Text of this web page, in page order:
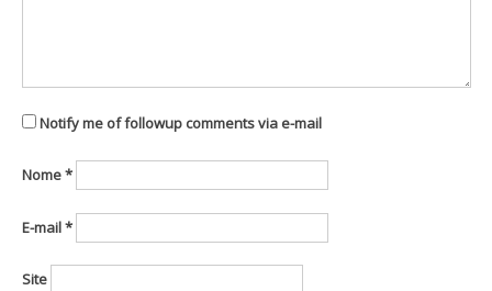
Notify me of followup comments via e-mail
Nome*
E-mail*
Site